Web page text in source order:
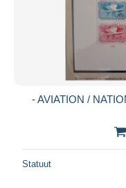
- AVIATION /
Statuut